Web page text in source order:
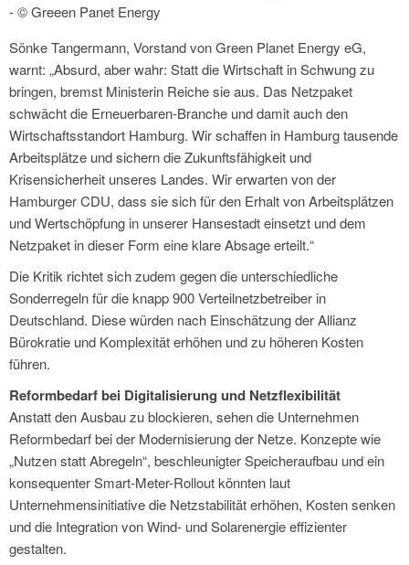
- © Greeen Panet Energy
Sönke Tangermann, Vorstand von Green Planet Energy eG,
warnt: „Absurd, aber wahr: Statt die Wirtschaft in Schwung zu
bringen, bremst Ministerin Reiche sie aus. Das Netzpaket
schwächt die Erneuerbaren-Branche und damit auch den
Wirtschaftsstandort Hamburg. Wir schaffen in Hamburg tausende
Arbeitsplätze und sichern die Zukunftsfähigkeit und
Krisensicherheit unseres Landes. Wir erwarten von der
Hamburger CDU, dass sie sich für den Erhalt von Arbeitsplätzen
und Wertschöpfung in unserer Hansestadt einsetzt und dem
Netzpaket in dieser Form eine klare Absage erteilt.“
Die Kritik richtet sich zudem gegen die unterschiedliche
Sonderregeln für die knapp 900 Verteilnetzbetreiber in
Deutschland. Diese würden nach Einschätzung der Allianz
Bürokratie und Komplexität erhöhen und zu höheren Kosten
führen.
Reformbedarf bei Digitalisierung und Netzflexibilität
Anstatt den Ausbau zu blockieren, sehen die Unternehmen
Reformbedarf bei der Modernisierung der Netze. Konzepte wie
„Nutzen statt Abregeln“, beschleunigter Speicheraufbau und ein
konsequenter Smart-Meter-Rollout könnten laut
Unternehmensinitiative die Netzstabilität erhöhen, Kosten senken
und die Integration von Wind- und Solarenergie effizienter
gestalten.